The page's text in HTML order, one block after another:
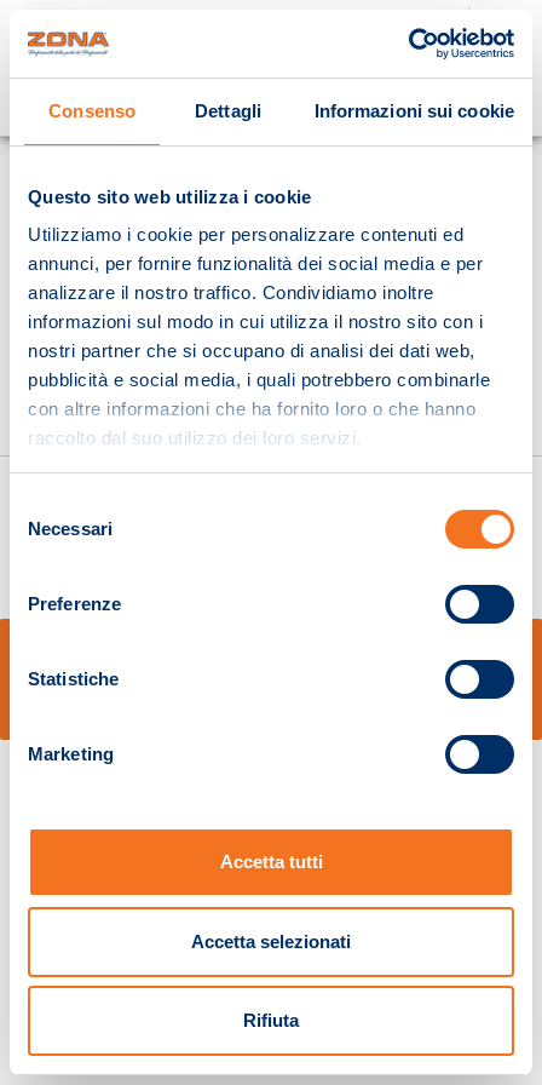
Consenso Dettagli Informazioni sui cookie
Questo sito web utilizza i cookie
Utilizziamo i cookie per personalizzare contenuti ed
annunci, per fornire funzionalità dei social media e per
analizzare il nostro traffico. Condividiamo inoltre
informazioni sul modo in cui utilizza il nostro sito con i
nostri partner che si occupano di analisi dei dati web,
pubblicità e social media, i quali potrebbero combinarle
con altre informazioni che ha fornito loro o che hanno
raccolto dal suo utilizzo dei loro servizi.
delNecessari
Preferenze
Statistiche
Marketing
Accetta tutti
Accetta selezionati
Rifiuta
Cosa stai cercando?
Pistoia 01680210505 – R.E.A. n.155974 - Cap.Soc. € 2.000.000,00 i.v. La
Società adotta il Codice Etico D.lgs. 231/01